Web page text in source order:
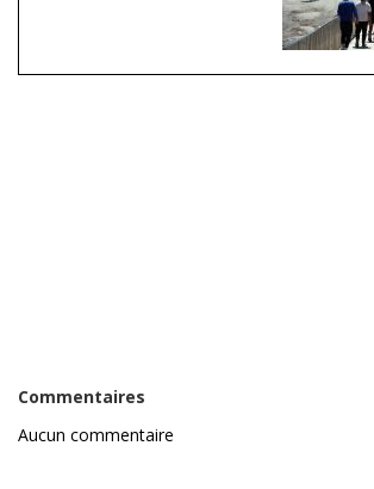
Commentaires
Aucun commentaire